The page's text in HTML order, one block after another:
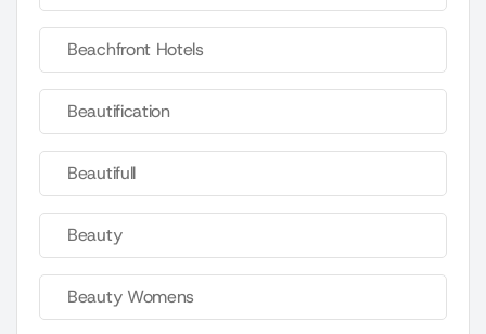
Beachfront Hotels
Beautification
Beautifull
Beauty
Beauty Womens